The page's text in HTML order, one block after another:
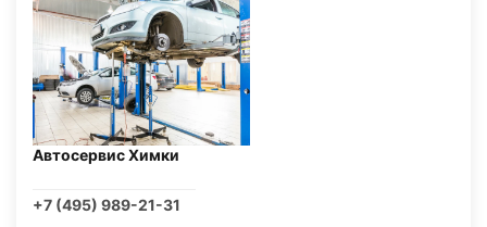
Автосервис Химки
+7 (495) 989-21-31